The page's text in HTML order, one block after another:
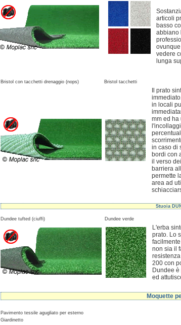
articoli
basso
abbiano
vedere
lunga
Bristol con tacchetti drenaggio (nops) Bristol tacchetti
Il prato
in locali
mm ed ha
in caso di
bordi con
il verso
barriera
permette
area ad
Stuoia
Dundee tufted (ciuffi) Dundee verde
L'erba
prato. Lo
non sia il
200 con
Dundee
ed
Moquette
Pavimento tessile agugliato per esterno
Giardinetto